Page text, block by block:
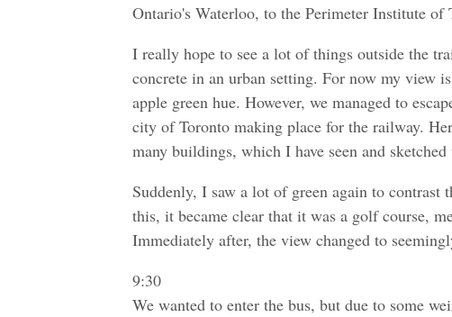
Ontario's Waterloo, to the Perimeter Institute of
I really hope to see a lot of things outside the
concrete in an urban setting. For now my view
apple green hue. However, we managed to
city of Toronto making place for the railway.
many buildings, which I have seen and
Suddenly, I saw a lot of green again to
this, it became clear that it was a golf course,
Immediately after, the view changed to
9:30
We wanted to enter the bus, but due to some